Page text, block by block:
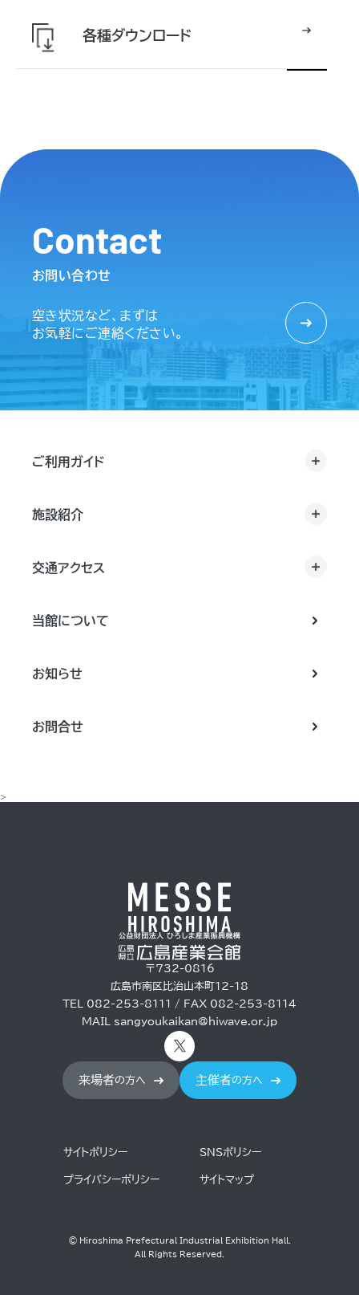
各種ダウンロード
Contact
お問い合わせ
空き状況など、まずは
お気軽にご連絡ください。
ご利用ガイド
施設紹介
交通アクセス
当館について
お知らせ
お問合せ
>
〒732-0816
広島市南区比治山本町12-18
TEL 082-253-8111 / FAX 082-253-8114
MAIL sangyoukaikan@hiwave.or.jp
来場者の方へ 主催者の方へ
サイトポリシー SNSポリシー
プライバシーポリシー サイトマップ
© Hiroshima Prefectural Industrial Exhibition Hall.
All Rights Reserved.